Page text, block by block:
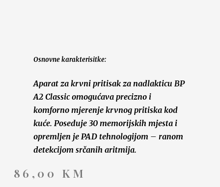
Osnovne karakterisitke:
Aparat za krvni pritisak za nadlakticu BP
A2 Classic omogućava precizno i
komforno mjerenje krvnog pritiska kod
kuće. Poseduje 30 memorijskih mjesta i
opremljen je PAD tehnologijom – ranom
detekcijom srčanih aritmija.
86,00 KM